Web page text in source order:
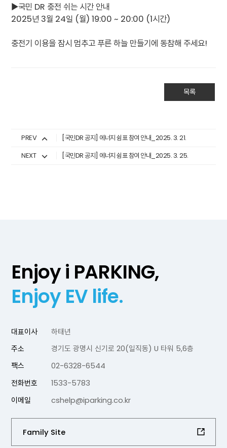
▶국민 DR 충전 쉬는 시간 안내
2025년 3월 24일 (월) 19:00 ~ 20:00 (1시간)
충전기 이용을 잠시 멈추고 푸른 하늘 만들기에 동참해 주세요!
목록
PREV
[국민DR 공지] 에너지 쉼표 참여 안내_2025. 3. 21.
NEXT
[국민DR 공지] 에너지 쉼표 참여 안내_2025. 3. 25.
Enjoy i PARKING,
Enjoy EV life.
대표이사
하태년
주소
경기도 광명시 신기로 20(일직동) U 타워 5,6층
팩스
02-6328-6544
전화번호
1533-5783
이메일
cshelp@iparking.co.kr
Family Site